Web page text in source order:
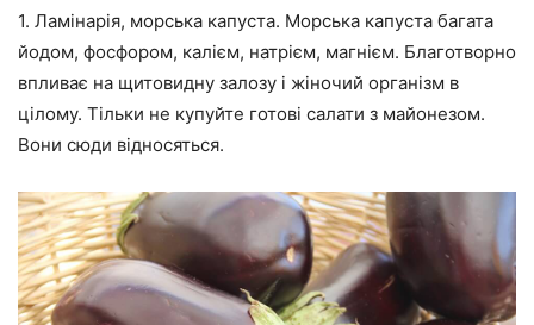
1. Ламінарія, морська капуста. Морська капуста багата
йодом, фосфором, калієм, натрієм, магнієм. Благотворно
впливає на щитовидну залозу і жіночий організм в
цілому. Тільки не купуйте готові салати з майонезом.
Вони сюди відносяться.